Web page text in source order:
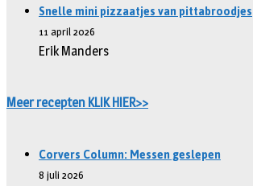
Snelle mini pizzaatjes van pittabroodjes
11 april 2026
Erik Manders
Meer recepten KLIK HIER>>
Corvers Column: Messen geslepen
8 juli 2026